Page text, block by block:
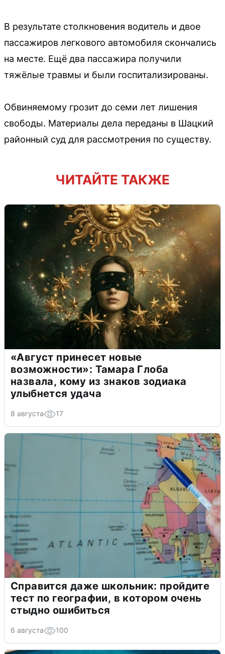
В результате столкновения водитель и двое
пассажиров легкового автомобиля скончались
на месте. Ещё два пассажира получили
тяжёлые травмы и были госпитализированы.
Обвиняемому грозит до семи лет лишения
свободы. Материалы дела переданы в Шацкий
районный суд для рассмотрения по существу.
ЧИТАЙТЕ ТАКЖЕ
«Август принесет новые
возможности»: Тамара Глоба
назвала, кому из знаков зодиака
улыбнется удача
8 августа 17
Справится даже школьник: пройдите
тест по географии, в котором очень
стыдно ошибиться
6 августа 100